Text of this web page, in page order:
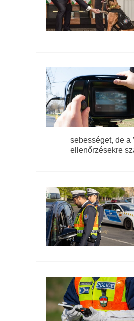
sebességet, de a
ellenőrzésekre